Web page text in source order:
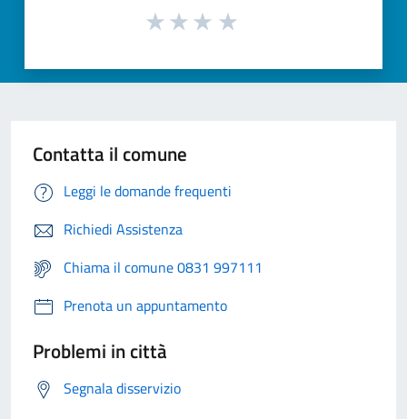
Contatta il comune
Leggi le domande frequenti
Richiedi Assistenza
Chiama il comune 0831 997111
Prenota un appuntamento
Problemi in città
Segnala disservizio